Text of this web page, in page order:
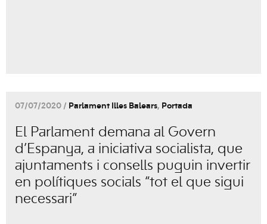
07/07/2020 / Parlament Illes Balears, Portada
El Parlament demana al Govern
d’Espanya, a iniciativa socialista, que
ajuntaments i consells puguin invertir
en polítiques socials “tot el que sigui
necessari”